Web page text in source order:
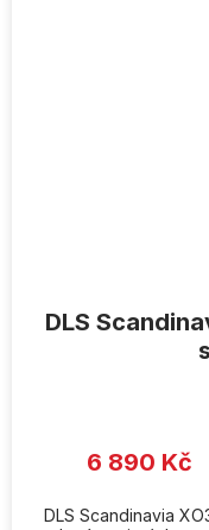
DLS
6 890 Kč
DLS Scandinavia